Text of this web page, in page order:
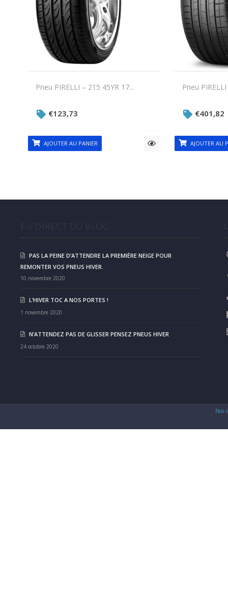
Pneu PIRELLI – 215 45YR 17...
€123,73
AJOUTER AU PANIER
Pneu
€401,82
AJOUTER AU
EN DIRECT DU BLOG
PAS LA PEINE D’ATTENDRE LA PREMIÈRE NEIGE POUR
REMONTER VOS PNEUS HIVER.
10 novembre 2020
L’HIVER TOC A NOS PORTES !
1 novembre 2020
N’ATTENDEZ PAS DE GLISSER PENSEZ PNEUS HIVER
24 octobre 2020
Nos